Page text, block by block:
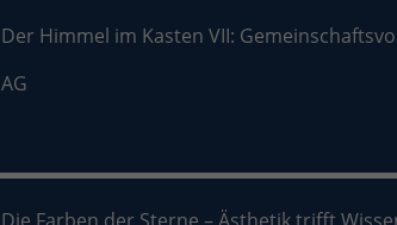
Der Himmel im Kasten VII:
AG
Die Farben der Sterne – Ästhetik trifft